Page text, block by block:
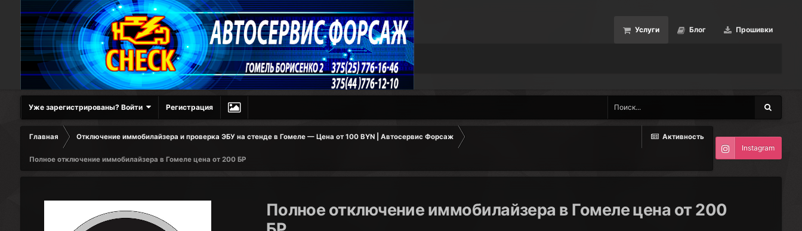
Услуги Блог Прошивки
Уже зарегистрированы? Войти Регистрация
Активность
Главная Отключение иммобилайзера и проверка ЭБУ на стенде в Гомеле — Цена от 100 BYN | Автосервис Форсаж
Полное отключение иммобилайзера в Гомеле цена от 200 БР
Instagram
Полное отключение иммобилайзера в Гомеле цена от 200